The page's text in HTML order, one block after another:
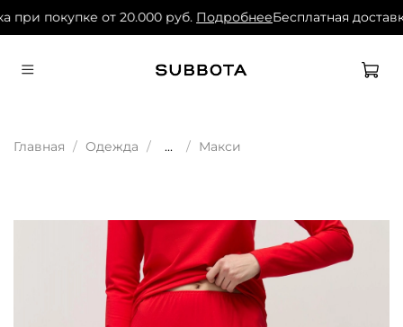
при покупке от 20.000 руб.ПодробнееБесплатная
Главная Одежда ... Макси